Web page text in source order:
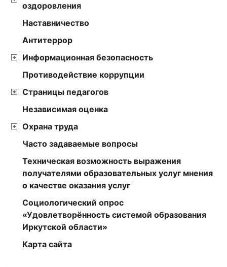
оздоровления
Наставничество
Антитеррор
Информационная безопасность
Противодействие коррупции
Страницы педагогов
Независимая оценка
Охрана труда
Часто задаваемые вопросы
Техническая возможность выражения
получателями образовательных услуг мнения
о качестве оказания услуг
Социологический опрос
«Удовлетворённость системой образования
Иркутской области»
Карта сайта